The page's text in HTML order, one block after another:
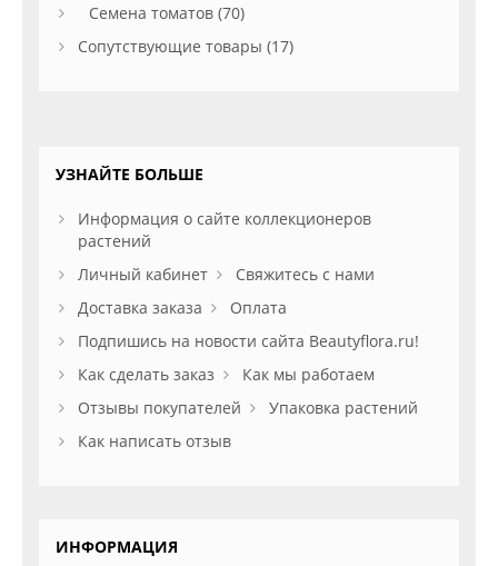
Семена томатов (70)
Сопутствующие товары (17)
УЗНАЙТЕ БОЛЬШЕ
Информация о сайте коллекционеров
растений
Личный кабинет
Свяжитесь с нами
Доставка заказа
Оплата
Подпишись на новости сайта Beautyflora.ru!
Как сделать заказ
Как мы работаем
Отзывы покупателей
Упаковка растений
Как написать отзыв
ИНФОРМАЦИЯ